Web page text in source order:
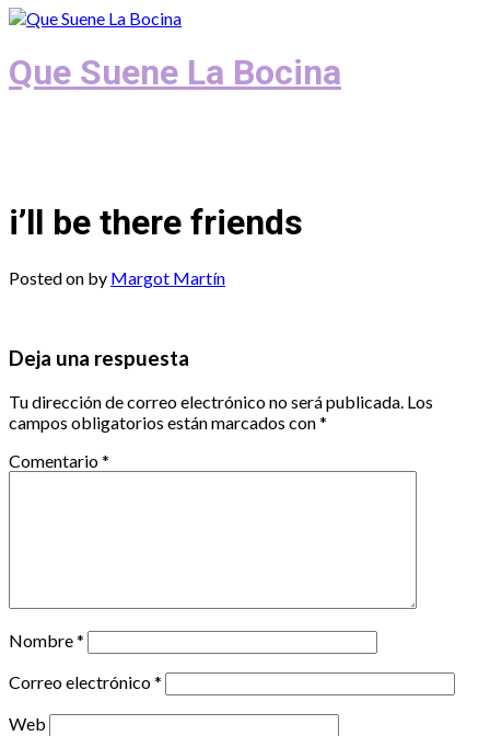
Que Suene La Bocina
i’ll be there friends
Posted on by Margot Martín
Deja una respuesta
Tu dirección de correo electrónico no será publicada. Los
campos obligatorios están marcados con*
Comentario*
Nombre*
Correo electrónico*
Web